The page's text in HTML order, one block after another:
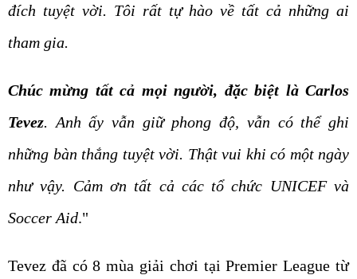
đích tuyệt vời. Tôi rất tự hào về tất cả những ai
tham gia.
Chúc mừng tất cả mọi người, đặc biệt là Carlos
Tevez. Anh ấy vẫn giữ phong độ, vẫn có thể ghi
những bàn thắng tuyệt vời. Thật vui khi có một ngày
như vậy. Cảm ơn tất cả các tổ chức UNICEF và
Soccer Aid."
Tevez đã có 8 mùa giải chơi tại Premier League từ